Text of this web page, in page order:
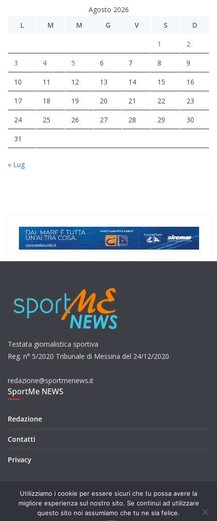
Agosto 2026
L
M M G V S D
1 2
3 4 5 6 7 8 9
10 11 12 13 14 15 16
17 18 19 20 21 22 23
24 25 26 27 28 29 30
31
« Lug
Testata giornalistica sportiva
Reg. n° 5/2020 Tribunale di Messina del 24/12/2020
redazione@sportmenews.it
SportMe NEWS
Redazione
Contatti
Privacy
Copyright © 2026SportMe NEWS. Tutti i diritti riservati.
Utilizziamo i cookie per essere sicuri che tu possa avere la
migliore esperienza sul nostro sito. Se continui ad utilizzare
questo sito noi assumiamo che tu ne sia felice.